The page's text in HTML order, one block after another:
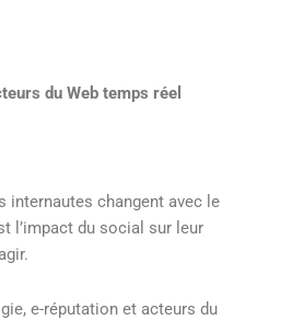
du Web temps réel
internautes changent avec le
l’impact du social sur leur
e-réputation et acteurs du